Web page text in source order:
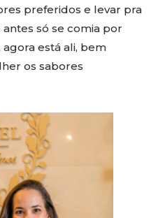
preferidos e levar pra
só se comia por
está ali, bem
os sabores